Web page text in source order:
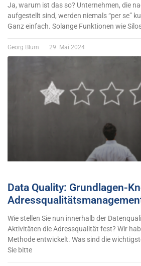
Ja, warum ist das so? Unternehmen, die
aufgestellt sind, werden niemals “per se”
Ganz einfach. Solange Funktionen wie
Georg Blum 29. Mai 2024
Data Quality: Grundlagen-
Wie stellen Sie nun innerhalb der
Aktivitäten die Adressqualität fest? Wir
Methode entwickelt. Was sind die
Sie bitte